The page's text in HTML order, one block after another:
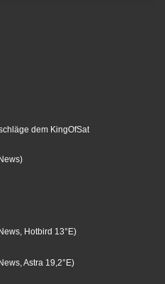
dem KingOfSat
Hotbird 13°E)
Astra 19,2°E)